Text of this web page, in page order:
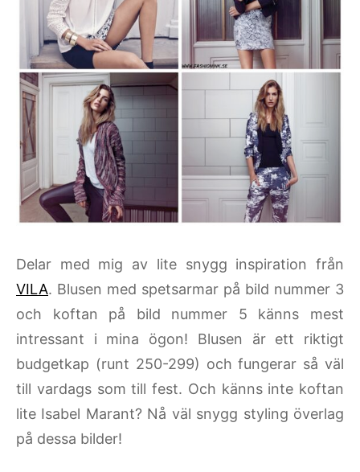
Delar med mig av lite snygg inspiration från
VILA. Blusen med spetsarmar på bild nummer 3
och koftan på bild nummer 5 känns mest
intressant i mina ögon! Blusen är ett riktigt
budgetkap (runt 250-299) och fungerar så väl
till vardags som till fest. Och känns inte koftan
lite Isabel Marant? Nå väl snygg styling överlag
på dessa bilder!